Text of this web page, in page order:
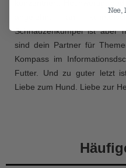
angelehnt an
Schnauzenkumpel ist aber
sind dein Partner für
Kompass im
Futter. Und zu guter letzt
Liebe zum Hund. Liebe zur
Nee,